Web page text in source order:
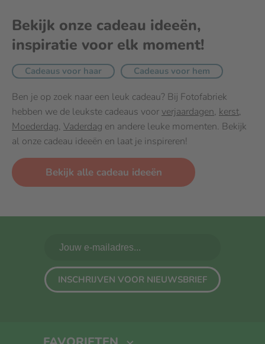
Bekijk onze cadeau ideeën,
inspiratie voor elk moment!
Cadeaus voor haar Cadeaus voor hem
Ben je op zoek naar een leuk cadeau? Bij Fotofabriek
hebben we de leukste cadeaus voor verjaardagen, kerst,
Moederdag, Vaderdag en andere leuke momenten. Bekijk
al onze cadeau ideeën en laat je inspireren!
Bekijk alle cadeau ideeën
INSCHRIJVEN VOOR NIEUWSBRIEF